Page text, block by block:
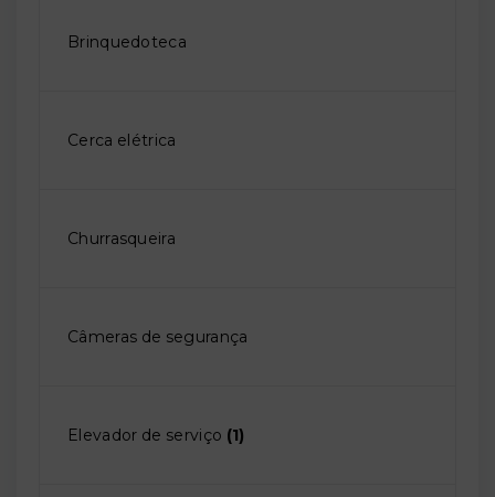
Brinquedoteca
Cerca elétrica
Churrasqueira
Câmeras de segurança
Elevador de serviço (1)